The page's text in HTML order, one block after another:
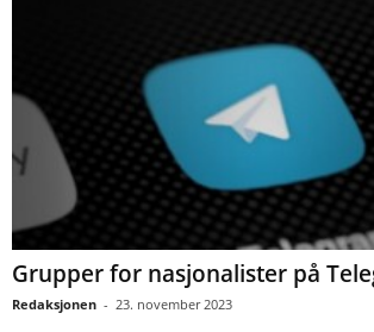
Grupper for nasjonalister på
Redaksjonen - 23. november 2023